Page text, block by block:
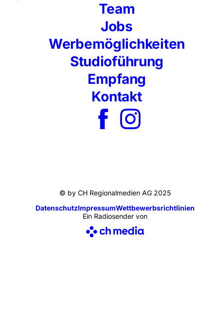
Team
Jobs
Werbemöglichkeiten
Studioführung
Empfang
Kontakt
© by CH Regionalmedien AG 2025
DatenschutzImpressumWettbewerbsrichtlinien
Ein Radiosender von